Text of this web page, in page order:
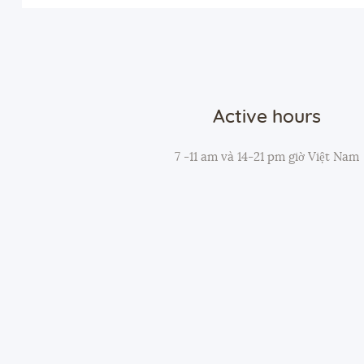
Active hours
7 -11 am và 14-21 pm giờ Việt Nam